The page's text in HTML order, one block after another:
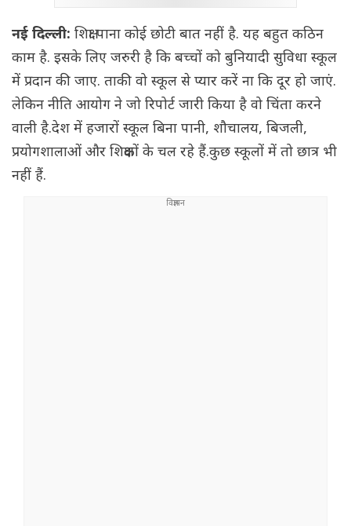
नई दिल्ली: शिक्षा पाना कोई छोटी बात नहीं है. यह बहुत कठिन
काम है. इसके लिए जरुरी है कि बच्चों को बुनियादी सुविधा स्कूल
में प्रदान की जाए. ताकी वो स्कूल से प्यार करें ना कि दूर हो जाएं.
लेकिन नीति आयोग ने जो रिपोर्ट जारी किया है वो चिंता करने
वाली है.देश में हजारों स्कूल बिना पानी, शौचालय, बिजली,
प्रयोगशालाओं और शिक्षकों के चल रहे हैं.कुछ स्कूलों में तो छात्र भी
नहीं हैं.